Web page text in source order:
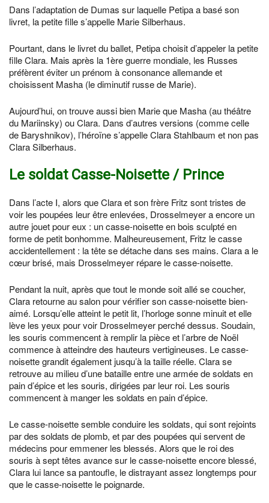
Dans l’adaptation de Dumas sur laquelle Petipa a basé son
livret, la petite fille s’appelle Marie Silberhaus.
Pourtant, dans le livret du ballet, Petipa choisit d’appeler la petite
fille Clara. Mais après la 1ère guerre mondiale, les Russes
préfèrent éviter un prénom à consonance allemande et
choisissent Masha (le diminutif russe de Marie).
Aujourd’hui, on trouve aussi bien Marie que Masha (au théâtre
du Mariinsky) ou Clara. Dans d’autres versions (comme celle
de Baryshnikov), l’héroïne s’appelle Clara Stahlbaum et non pas
Clara Silberhaus.
Le soldat Casse-Noisette / Prince
Dans l’acte I, alors que Clara et son frère Fritz sont tristes de
voir les poupées leur être enlevées, Drosselmeyer a encore un
autre jouet pour eux : un casse-noisette en bois sculpté en
forme de petit bonhomme. Malheureusement, Fritz le casse
accidentellement : la tête se détache dans ses mains. Clara a le
cœur brisé, mais Drosselmeyer répare le casse-noisette.
Pendant la nuit, après que tout le monde soit allé se coucher,
Clara retourne au salon pour vérifier son casse-noisette bien-
aimé. Lorsqu’elle atteint le petit lit, l’horloge sonne minuit et elle
lève les yeux pour voir Drosselmeyer perché dessus. Soudain,
les souris commencent à remplir la pièce et l’arbre de Noël
commence à atteindre des hauteurs vertigineuses. Le casse-
noisette grandit également jusqu’à la taille réelle. Clara se
retrouve au milieu d’une bataille entre une armée de soldats en
pain d’épice et les souris, dirigées par leur roi. Les souris
commencent à manger les soldats en pain d’épice.
Le casse-noisette semble conduire les soldats, qui sont rejoints
par des soldats de plomb, et par des poupées qui servent de
médecins pour emmener les blessés. Alors que le roi des
souris à sept têtes avance sur le casse-noisette encore blessé,
Clara lui lance sa pantoufle, le distrayant assez longtemps pour
que le casse-noisette le poignarde.